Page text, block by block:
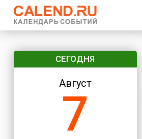
СЕГОДНЯ
Август
7